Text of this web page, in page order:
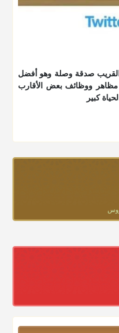
صدقة وصلة وهو أفضل
مظاهر ووظائف بعض الأقارب
كبير